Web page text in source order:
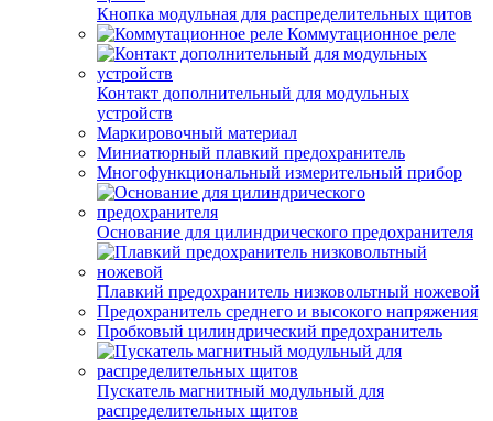
Кнопка модульная для распределительных щитов
Коммутационное реле
Контакт дополнительный для модульных
устройств
Маркировочный материал
Миниатюрный плавкий предохранитель
Многофункциональный измерительный прибор
Основание для цилиндрического предохранителя
Плавкий предохранитель низковольтный ножевой
Предохранитель среднего и высокого напряжения
Пробковый цилиндрический предохранитель
Пускатель магнитный модульный для
распределительных щитов